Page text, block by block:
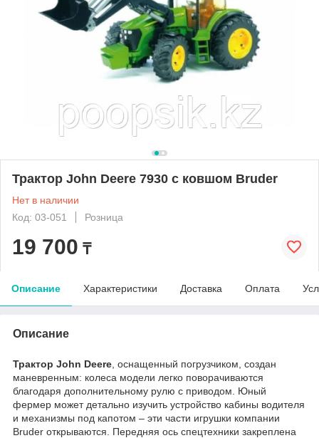
Трактор John Deere 7930 с ковшом Bruder
Нет в наличии
Код: 03-051
Розница
19 700 ₸
Описание Характеристики Доставка Оплата
Описание
Трактор John Deere , оснащенный погрузчиком, создан
маневренным: колеса модели легко поворачиваются
благодаря дополнительному рулю с приводом. Юный
фермер может детально изучить устройство кабины водителя
и механизмы под капотом – эти части игрушки компании
Bruder открываются. Передняя ось спецтехники закреплена